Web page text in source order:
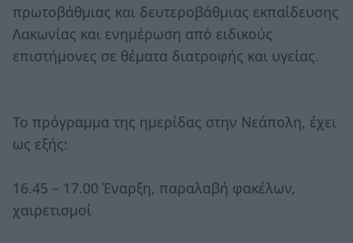
πρωτοβάθμιας και δευτεροβάθμιας εκπαίδευσης
Λακωνίας και ενημέρωση από ειδικούς
επιστήμονες σε θέματα διατροφής και υγείας.
Το πρόγραμμα της ημερίδας στην Νεάπολη, έχει
ως εξής:
16.45 – 17.00 Έναρξη, παραλαβή φακέλων,
χαιρετισμοί